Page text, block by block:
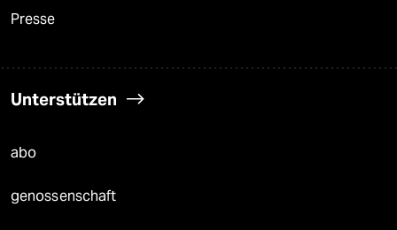
Presse
Unterstützen
abo
genossenschaft